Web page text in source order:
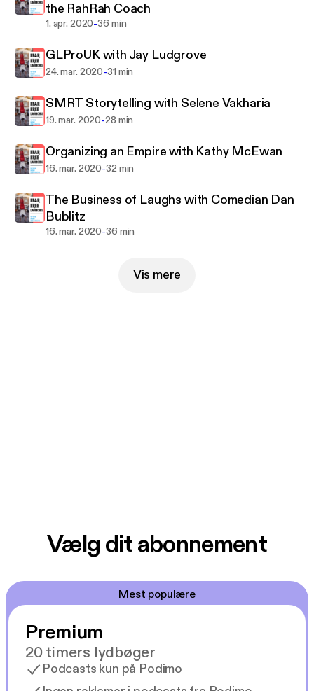
strategies, as well as interviews guests who will
inspire you to get past those limiting fears and
the RahRah Coach
1. apr. 2020-36 min
GLProUK with Jay Ludgrove
24. mar. 2020-31 min
SMRT Storytelling with Selene Vakharia
19. mar. 2020-28 min
Organizing an Empire with Kathy McEwan
16. mar. 2020-32 min
The Business of Laughs with Comedian Dan
Bublitz
16. mar. 2020-36 min
Vis mere
Vælg dit abonnement
Mest populære
Premium
20 timers lydbøger
Podcasts kun på Podimo